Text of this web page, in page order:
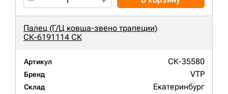
Палец (Г/Ц ковша-звено трапеции)
СК-6191114 СК
Артикул СК-35580
Бренд VTP
Склад Екатеринбург